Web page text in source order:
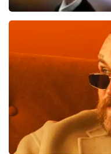
laatste 30 minuten
BESTEL NU